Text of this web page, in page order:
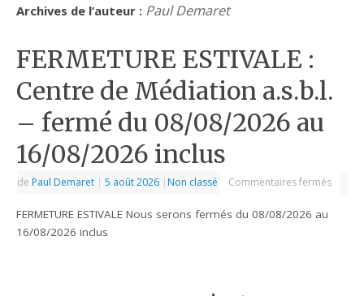
Archives de l’auteur : Paul Demaret
FERMETURE ESTIVALE :
Centre de Médiation a.s.b.l.
– fermé du 08/08/2026 au
16/08/2026 inclus
de Paul Demaret | 5 août 2026 | Non classé Commentaires fermés
FERMETURE ESTIVALE Nous serons fermés du 08/08/2026 au
16/08/2026 inclus